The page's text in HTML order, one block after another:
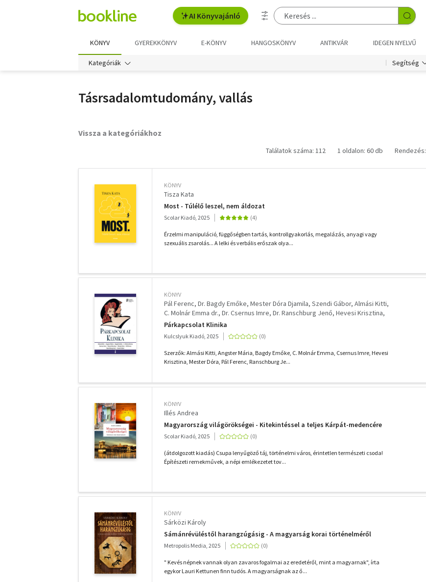
AI Könyvajánló
KÖNYV GYEREKKÖNYV E-KÖNYV HANGOSKÖNYV ANTIKVÁR IDEGEN NYELVŰ
Kategóriák Segítség
Tásrsadalomtudomány, vallás
Vissza a kategóriákhoz
Találatok száma: 112 1 oldalon: 60 db Rendezés:
KÖNYV
Tisza Kata
Most - Túlélő leszel, nem áldozat
Scolar Kiadó, 2025
Érzelmi manipuláció, függőségben tartás, kontrollgyakorlás, megalázás, anyagi vagy
szexuális zsarolás... A lelki és verbális erőszak olya...
KÖNYV
Pál Ferenc Dr. Bagdy Emőke Mester Dóra Djamila Szendi Gábor Almási Kitti
C. Molnár Emma dr. Dr. Csernus Imre Dr. Ranschburg Jenő Hevesi Krisztina
Angster Mária
Párkapcsolat Klinika
Kulcslyuk Kiadó, 2025
Szerzők: Almási Kitti, Angster Mária, Bagdy Emőke, C. Molnár Emma, Csernus Imre, Hevesi
Krisztina, Mester Dóra, Pál Ferenc, Ranschburg Je...
KÖNYV
Illés Andrea
Magyarország világörökségei - Kitekintéssel a teljes Kárpát-medencére
Scolar Kiadó, 2025
(átdolgozott kiadás) Csupa lenyűgöző táj, történelmi város, érintetlen természeti csoda!
Építészeti remekművek, a népi emlékezetet tov...
KÖNYV
Sárközi Károly
Sámánrévüléstől harangzúgásig - A magyarság korai történelméről
Metropolis Media, 2025
" Kevés népnek vannak olyan zavaros fogalmai az eredetéről, mint a magyarnak", írta
egykor Lauri Kettunen finn tudós. A magyarságnak az ő...